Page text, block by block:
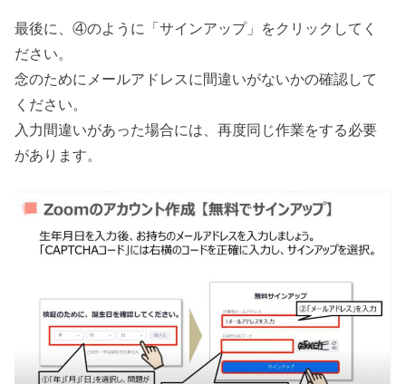
最後に、④のように「サインアップ」をクリックしてく
ださい。
念のためにメールアドレスに間違いがないかの確認して
ください。
入力間違いがあった場合には、再度同じ作業をする必要
があります。